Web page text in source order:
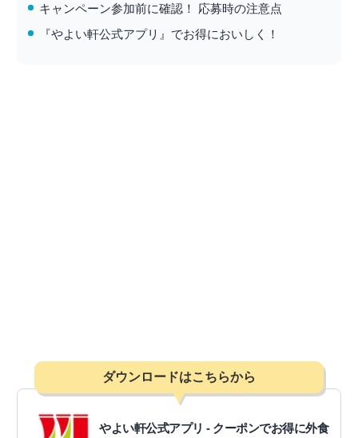
キャンペーン参加前に確認！ 応募時の注意点
『やよい軒公式アプリ』でお得においしく！
ダウンロードはこちらから
やよい軒公式アプリ - クーポンでお得に外食